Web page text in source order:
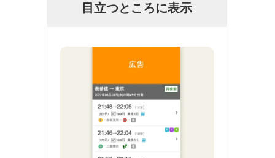
目立つところに表示